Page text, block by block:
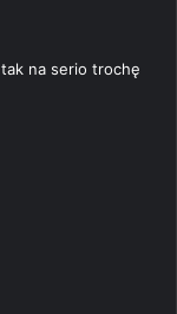
na serio trochę